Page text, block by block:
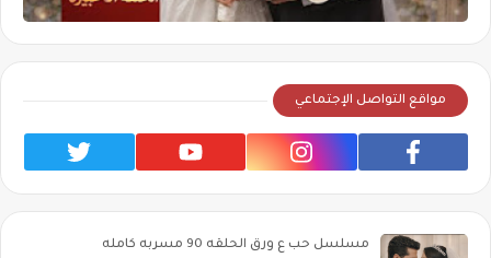
مواقع التواصل الإجتماعي
مسلسل حب ع ورق الحلقه 90 مسربه كامله